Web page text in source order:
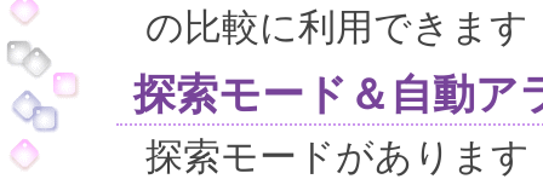
の比較に利用できます
探索モード＆自動ア
探索モードがあります